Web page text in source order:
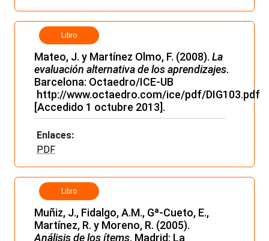
Libro
Mateo, J. y Martínez Olmo, F. (2008). La
evaluación alternativa de los aprendizajes.
Barcelona: Octaedro/ICE-UB
http://www.octaedro.com/ice/pdf/DIG103.pdf
[Accedido 1 octubre 2013].
Enlaces:
PDF
Libro
Muñiz, J., Fidalgo, A.M., Gª-Cueto, E.,
Martínez, R. y Moreno, R. (2005).
Análisis de los ítems. Madrid: La